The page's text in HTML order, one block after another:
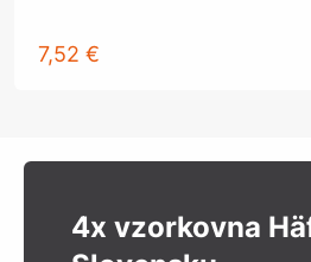
7,52 €
4x vzorkovna